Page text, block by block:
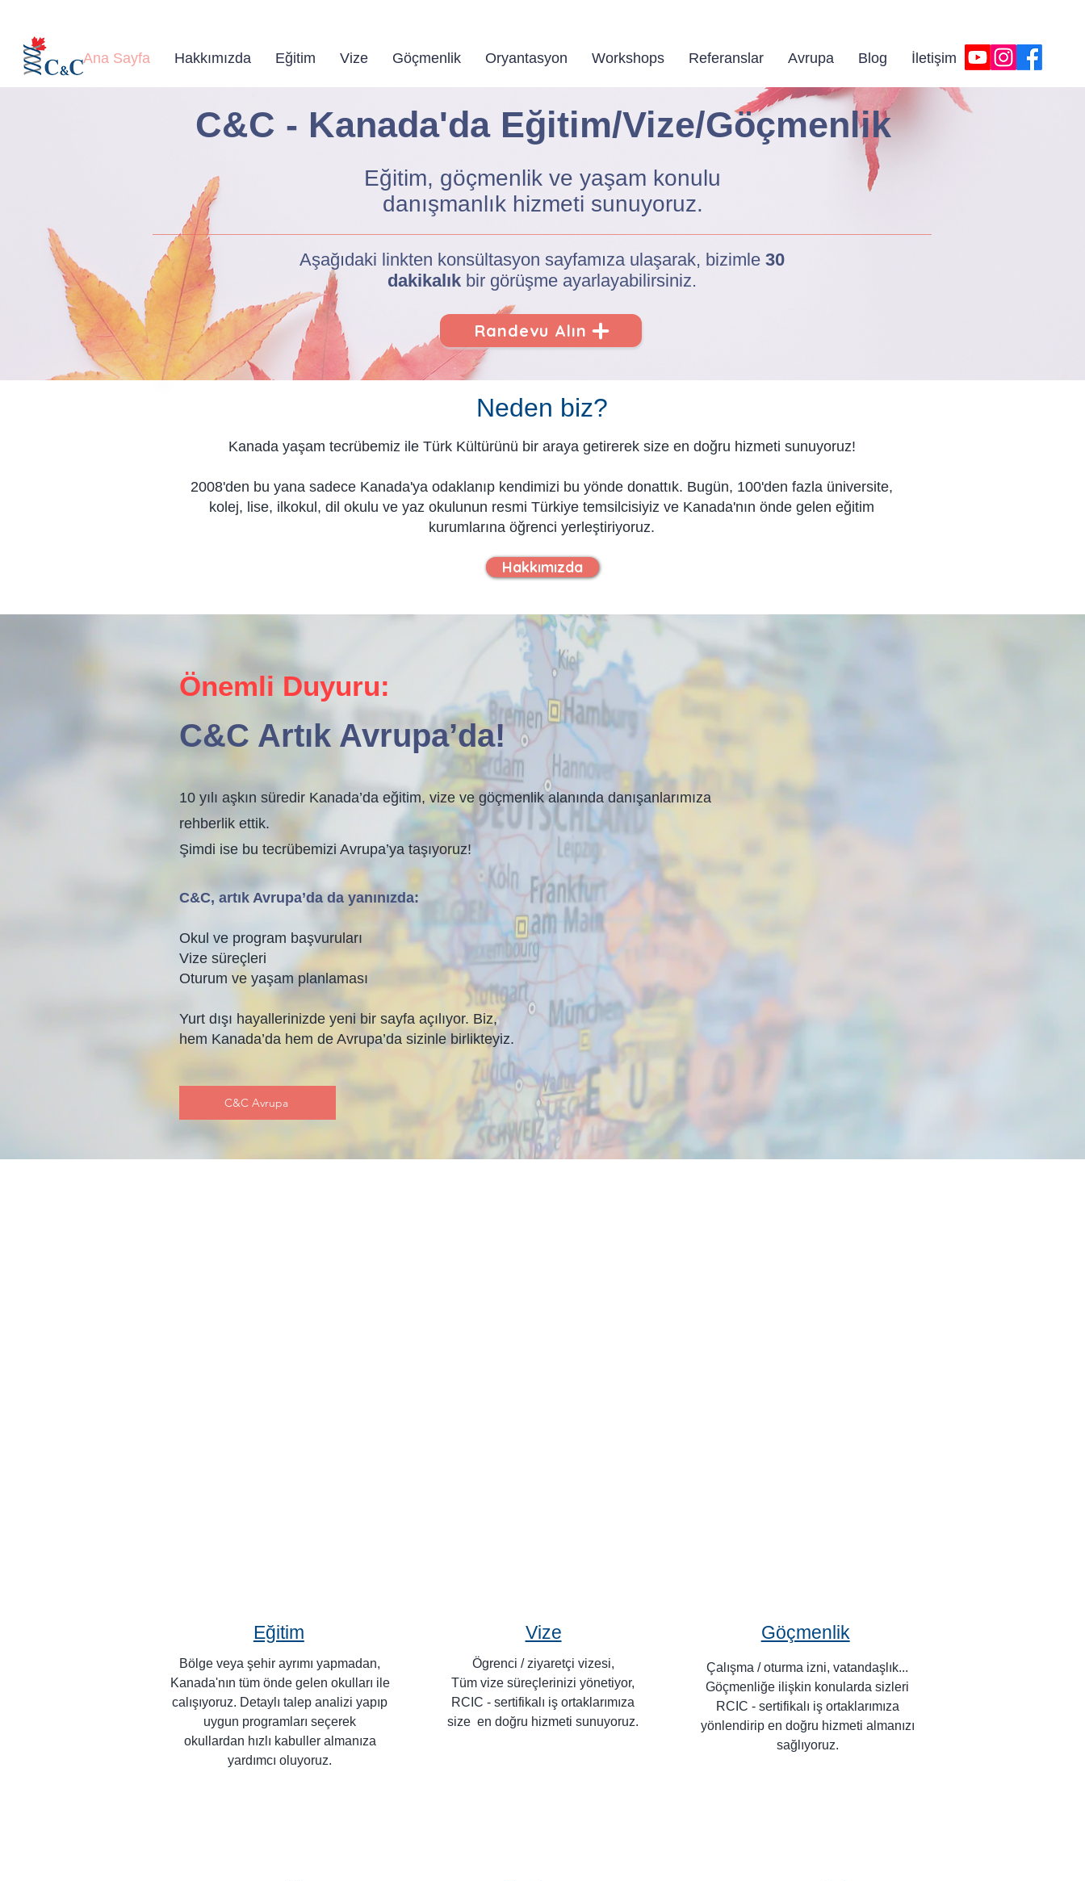
Ana Sayfa Hakkımızda Eğitim Vize Göçmenlik Oryantasyon Workshops Referanslar Avrupa Blog İletişim
C&C - Kanada'da Eğitim/Vize/Göçmenlik
Eğitim, göçmenlik ve yaşam konulu
danışmanlık hizmeti sunuyoruz.
Aşağıdaki linkten konsültasyon sayfamıza ulaşarak, bizimle 30
dakikalık bir görüşme ayarlayabilirsiniz.
Randevu Alın
Neden biz?
Kanada yaşam tecrübemiz ile Türk Kültürünü bir araya getirerek size en doğru hizmeti sunuyoruz!
2008'den bu yana sadece Kanada'ya odaklanıp kendimizi bu yönde donattık. Bugün, 100'den fazla üniversite,
kolej, lise, ilkokul, dil okulu ve yaz okulunun resmi Türkiye temsilcisiyiz ve Kanada'nın önde gelen eğitim
kurumlarına öğrenci yerleştiriyoruz.
Hakkımızda
Önemli Duyuru:
C&C Artık Avrupa’da!
10 yılı aşkın süredir Kanada’da eğitim, vize ve göçmenlik alanında danışanlarımıza
rehberlik ettik.
Şimdi ise bu tecrübemizi Avrupa’ya taşıyoruz!
C&C, artık Avrupa’da da yanınızda:
Okul ve program başvuruları
Vize süreçleri
Oturum ve yaşam planlaması
Yurt dışı hayallerinizde yeni bir sayfa açılıyor. Biz,
hem Kanada’da hem de Avrupa’da sizinle birlikteyiz.
C&C Avrupa
Eğitim
Bölge veya şehir ayrımı yapmadan,
Kanada'nın tüm önde gelen okulları ile
calışıyoruz. Detaylı talep analizi yapıp
uygun programları seçerek
okullardan hızlı kabuller almanıza
yardımcı oluyoruz.
Vize
Ögrenci / ziyaretçi vizesi,
Tüm vize süreçlerinizi yönetiyor,
RCIC - sertifikalı iş ortaklarımıza
size en doğru hizmeti sunuyoruz.
Göçmenlik
Çalışma / oturma izni, vatandaşlık...
Göçmenliğe ilişkin konularda sizleri
RCIC - sertifikalı iş ortaklarımıza
yönlendirip en doğru hizmeti almanızı
sağlıyoruz.